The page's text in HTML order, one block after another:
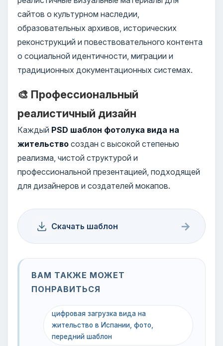
сайтов о культурном наследии,
образовательных архивов, исторических
реконструкций и повествовательного контента
о социальной идентичности, миграции и
традиционных документационных системах.
🎨 Профессиональный
реалистичный дизайн
Каждый PSD шаблон фотолука вида на
жительство создан с высокой степенью
реализма, чистой структурой и
профессиональной презентацией, подходящей
для дизайнеров и создателей мокапов.
Скачать шаблон →
ВАМ ТАКЖЕ МОЖЕТ
ПОНРАВИТЬСЯ
цифровая загрузка вида на
жительство в Испании, фото,
передний шаблон